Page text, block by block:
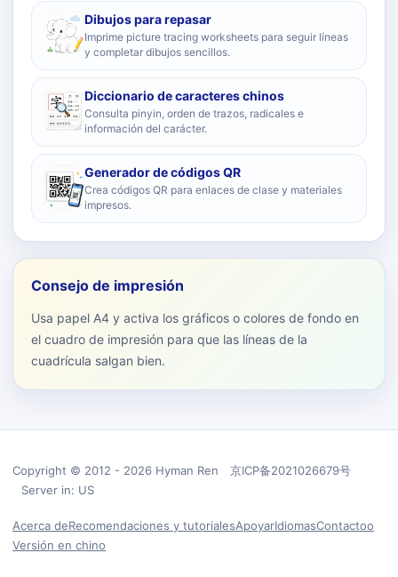
Dibujos para repasar
Imprime picture tracing worksheets para seguir líneas
y completar dibujos sencillos.
Diccionario de caracteres chinos
Consulta pinyin, orden de trazos, radicales e
información del carácter.
Generador de códigos QR
Crea códigos QR para enlaces de clase y materiales
impresos.
Consejo de impresión
Usa papel A4 y activa los gráficos o colores de fondo en
el cuadro de impresión para que las líneas de la
cuadrícula salgan bien.
Copyright © 2012 - 2026 Hyman Ren 京ICP备2021026679号
Server in: US
Acerca deRecomendaciones y tutorialesApoyarIdiomasContactoo
Versión en chino